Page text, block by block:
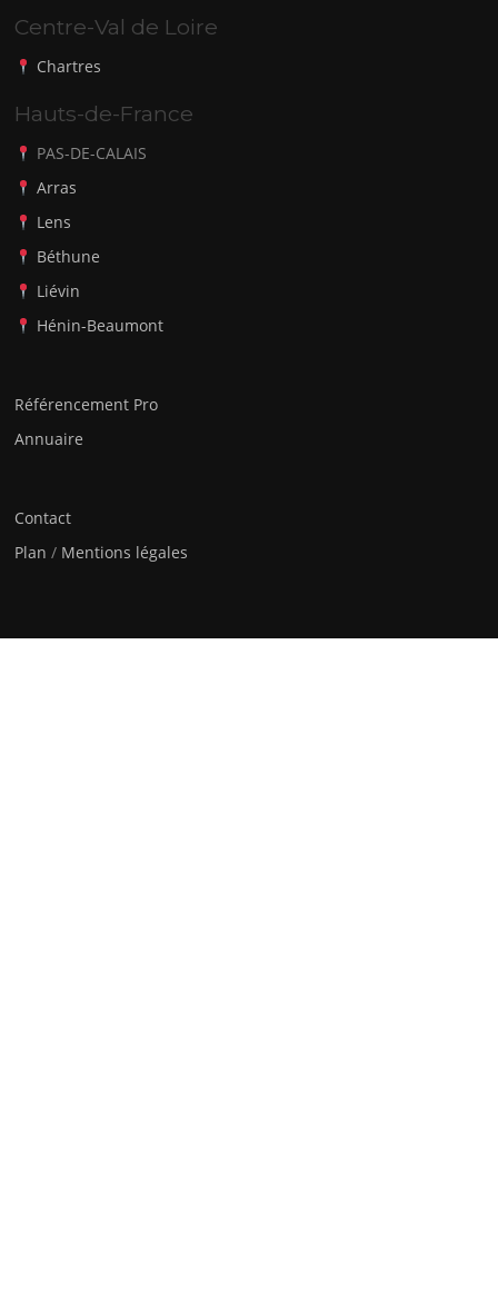
Centre-Val de Loire
Chartres
Hauts-de-France
PAS-DE-CALAIS
Arras
Lens
Béthune
Liévin
Hénin-Beaumont
Référencement Pro
Annuaire
Contact
Plan / Mentions légales